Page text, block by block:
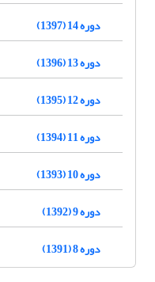
دوره 14 (1397)
دوره 13 (1396)
دوره 12 (1395)
دوره 11 (1394)
دوره 10 (1393)
دوره 9 (1392)
دوره 8 (1391)